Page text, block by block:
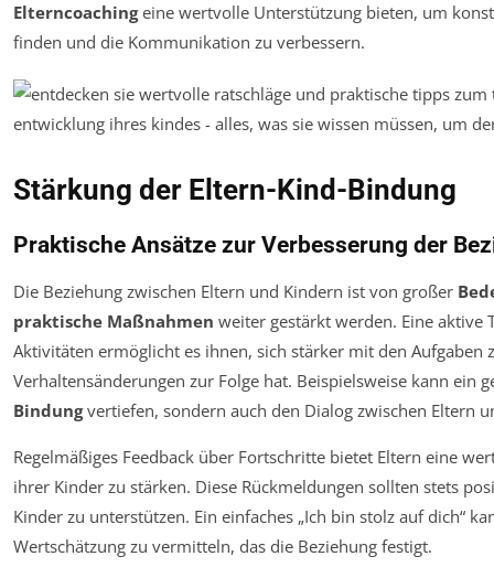
Elterncoachingeine wertvolle Unterstützung bieten, um
finden und die Kommunikation zu verbessern.
Stärkung der Eltern-Kind-Bindung
Praktische Ansätze zur Verbesserung der
Die Beziehung zwischen Eltern und Kindern ist von großer
praktische Maßnahmen weiter gestärkt werden. Eine aktive
Aktivitäten ermöglicht es ihnen, sich stärker mit den
Verhaltensänderungen zur Folge hat. Beispielsweise kann ein
Bindungvertiefen, sondern auch den Dialog zwischen Eltern
Regelmäßiges Feedback über Fortschritte bietet Eltern eine
ihrer Kinder zu stärken. Diese Rückmeldungen sollten stets
Kinder zu unterstützen. Ein einfaches „Ich bin stolz auf dich“
Wertschätzung zu vermitteln, das die Beziehung festigt.